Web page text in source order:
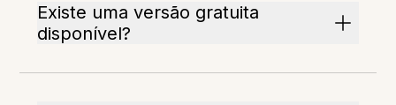
Existe uma versão gratuita
disponível?